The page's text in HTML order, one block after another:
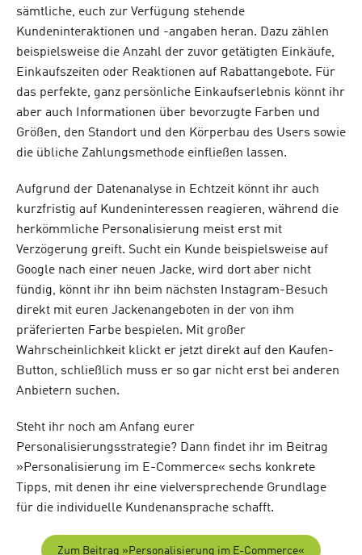
sämtliche, euch zur Verfügung stehende
Kundeninteraktionen und -angaben heran. Dazu zählen
beispielsweise die Anzahl der zuvor getätigten Einkäufe,
Einkaufszeiten oder Reaktionen auf Rabattangebote. Für
das perfekte, ganz persönliche Einkaufserlebnis könnt ihr
aber auch Informationen über bevorzugte Farben und
Größen, den Standort und den Körperbau des Users sowie
die übliche Zahlungsmethode einfließen lassen.
Aufgrund der Datenanalyse in Echtzeit könnt ihr auch
kurzfristig auf Kundeninteressen reagieren, während die
herkömmliche Personalisierung meist erst mit
Verzögerung greift. Sucht ein Kunde beispielsweise auf
Google nach einer neuen Jacke, wird dort aber nicht
fündig, könnt ihr ihn beim nächsten Instagram-Besuch
direkt mit euren Jackenangeboten in der von ihm
präferierten Farbe bespielen. Mit großer
Wahrscheinlichkeit klickt er jetzt direkt auf den Kaufen-
Button, schließlich muss er so gar nicht erst bei anderen
Anbietern suchen.
Steht ihr noch am Anfang eurer
Personalisierungsstrategie? Dann findet ihr im Beitrag
»Personalisierung im E-Commerce« sechs konkrete
Tipps, mit denen ihr eine vielversprechende Grundlage
für die individuelle Kundenansprache schafft.
Zum Beitrag »Personalisierung im E-Commerce«